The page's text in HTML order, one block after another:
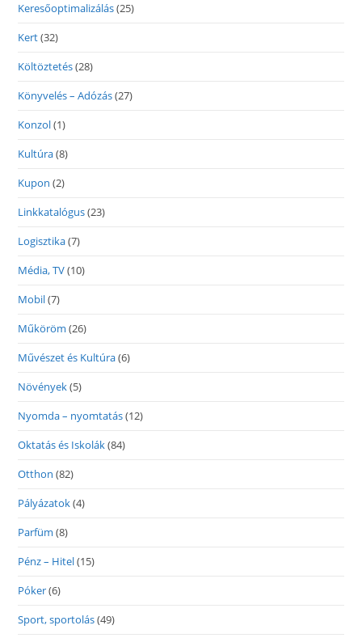
Keresőoptimalizálás(25)
Kert(32)
Költöztetés(28)
Könyvelés – Adózás(27)
Konzol(1)
Kultúra(8)
Kupon (2)
Linkkatalógus(23)
Logisztika(7)
Média, TV(10)
Mobil(7)
Műköröm (26)
Művészet és Kultúra(6)
Növények(5)
Nyomda – nyomtatás(12)
Oktatás és Iskolák(84)
Otthon (82)
Pályázatok(4)
Parfüm (8)
Pénz – Hitel(15)
Póker(6)
Sport, sportolás(49)